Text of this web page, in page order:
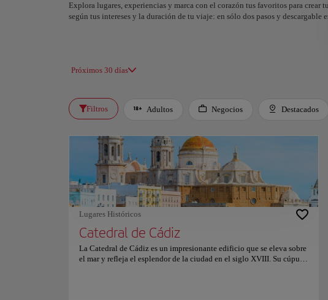
Explora lugares, experiencias y marca con el corazón tus favoritos para
según tus intereses y la duración de tu viaje: en sólo dos pasos y descargable
Próximos 30 días
Filtros Adultos Negocios Destacados
Lugares Históricos
Catedral de Cádiz
La Catedral de Cádiz es un impresionante edificio que se eleva sobre
el mar y refleja el esplendor de la ciudad en el siglo XVIII. Su cúpula